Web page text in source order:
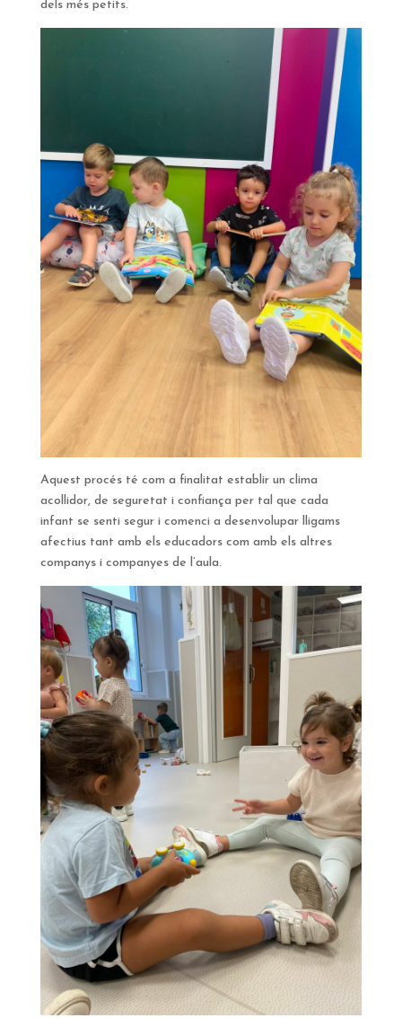
dels més petits.
Aquest procés té com a finalitat establir un clima
acollidor, de seguretat i confiança per tal que cada
infant se senti segur i comenci a desenvolupar lligams
afectius tant amb els educadors com amb els altres
companys i companyes de l’aula.